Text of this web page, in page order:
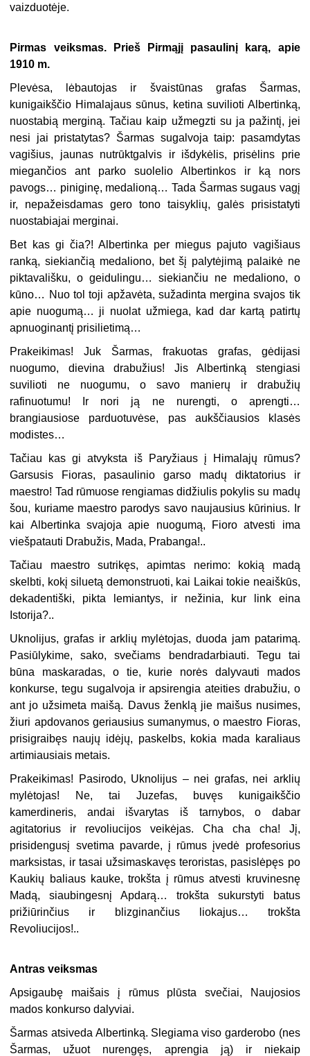
vaizduotėje.
Pirmas veiksmas. Prieš Pirmąjį pasaulinį karą, apie
1910 m.
Plevėsa, lėbautojas ir švaistūnas grafas Šarmas,
kunigaikščio Himalajaus sūnus, ketina suvilioti Albertinką,
nuostabią merginą. Tačiau kaip užmegzti su ja pažintį, jei
nesi jai pristatytas? Šarmas sugalvoja taip: pasamdytas
vagišius, jaunas nutrūktgalvis ir išdykėlis, prisėlins prie
miegančios ant parko suolelio Albertinkos ir ką nors
pavogs… piniginę, medalioną… Tada Šarmas sugaus vagį
ir, nepažeisdamas gero tono taisyklių, galės prisistatyti
nuostabiajai merginai.
Bet kas gi čia?! Albertinka per miegus pajuto vagišiaus
ranką, siekiančią medaliono, bet šį palytėjimą palaikė ne
piktavališku, o geidulingu… siekiančiu ne medaliono, o
kūno… Nuo tol toji apžavėta, sužadinta mergina svajos tik
apie nuogumą… ji nuolat užmiega, kad dar kartą patirtų
apnuoginantį prisilietimą…
Prakeikimas! Juk Šarmas, frakuotas grafas, gėdijasi
nuogumo, dievina drabužius! Jis Albertinką stengiasi
suvilioti ne nuogumu, o savo manierų ir drabužių
rafinuotumu! Ir nori ją ne nurengti, o aprengti…
brangiausiose parduotuvėse, pas aukščiausios klasės
modistes…
Tačiau kas gi atvyksta iš Paryžiaus į Himalajų rūmus?
Garsusis Fioras, pasaulinio garso madų diktatorius ir
maestro! Tad rūmuose rengiamas didžiulis pokylis su madų
šou, kuriame maestro parodys savo naujausius kūrinius. Ir
kai Albertinka svajoja apie nuogumą, Fioro atvesti ima
viešpatauti Drabužis, Mada, Prabanga!..
Tačiau maestro sutrikęs, apimtas nerimo: kokią madą
skelbti, kokį siluetą demonstruoti, kai Laikai tokie neaiškūs,
dekadentiški, pikta lemiantys, ir nežinia, kur link eina
Istorija?..
Uknolijus, grafas ir arklių mylėtojas, duoda jam patarimą.
Pasiūlykime, sako, svečiams bendradarbiauti. Tegu tai
būna maskaradas, o tie, kurie norės dalyvauti mados
konkurse, tegu sugalvoja ir apsirengia ateities drabužiu, o
ant jo užsimeta maišą. Davus ženklą jie maišus nusimes,
žiuri apdovanos geriausius sumanymus, o maestro Fioras,
prisigraibęs naujų idėjų, paskelbs, kokia mada karaliaus
artimiausiais metais.
Prakeikimas! Pasirodo, Uknolijus – nei grafas, nei arklių
mylėtojas! Ne, tai Juzefas, buvęs kunigaikščio
kamerdineris, andai išvarytas iš tarnybos, o dabar
agitatorius ir revoliucijos veikėjas. Cha cha cha! Jį,
prisidengusį svetima pavarde, į rūmus įvedė profesorius
marksistas, ir tasai užsimaskavęs teroristas, pasislėpęs po
Kaukių baliaus kauke, trokšta į rūmus atvesti kruvinesnę
Madą, siaubingesnį Apdarą… trokšta sukurstyti batus
prižiūrinčius ir blizginančius liokajus… trokšta
Revoliucijos!..
Antras veiksmas
Apsigaubę maišais į rūmus plūsta svečiai, Naujosios
mados konkurso dalyviai.
Šarmas atsiveda Albertinką. Slegiama viso garderobo (nes
Šarmas, užuot nurengęs, aprengia ją) ir niekaip